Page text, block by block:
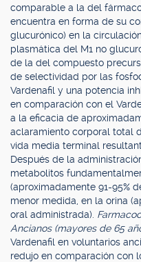
comparable a la del
encuentra en forma de su
glucurónico) en la
plasmática del M1 no
de la del compuesto
de selectividad por las
Vardenafil y una potencia
en comparación con el
a la eficacia de
aclaramiento corporal total
vida media terminal
Después de la
metabolitos
(aproximadamente 91-95%
menor medida, en la orina
oral administrada).
Ancianos (mayores de 65
Vardenafil en voluntarios
redujo en comparación con